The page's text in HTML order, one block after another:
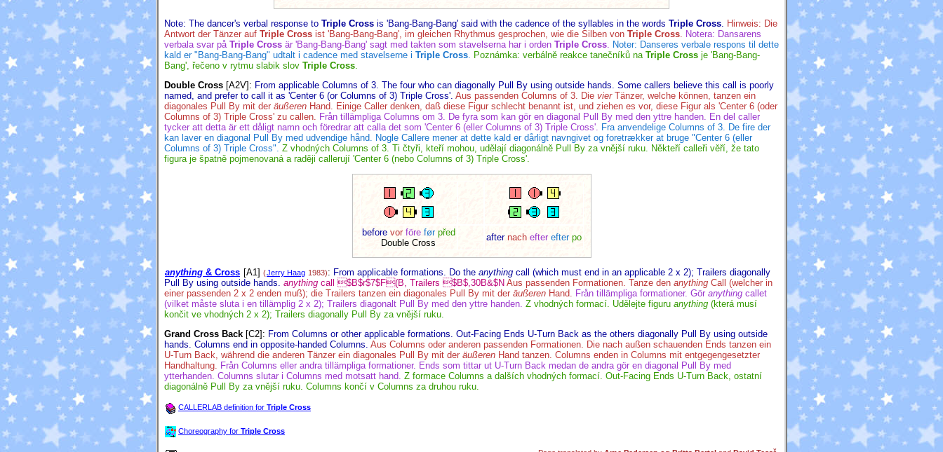
Note: The dancer's verbal response to Triple Cross is 'Bang-Bang-Bang' said with the cadence of the syllables in the words Triple Cross
Hinweis: Die
Antwort der Tänzer auf Triple Cross ist 'Bang-Bang-Bang', im gleichen Rhythmus gesprochen, wie die Silben von Triple Cross
Notera: Dansarens
verbala svar på Triple Cross är 'Bang-Bang-Bang' sagt med takten som stavelserna har i orden Triple Cross
Noter: Danseres verbale respons til dette
kald er "Bang-Bang-Bang" udtalt i cadence med stavelserne i Triple Cross Poznámka: verbálně reakce tanečníků na Triple Cross je 'Bang-Bang-
Bang', řečeno v rytmu slabik slov Triple Cross
Double Cross [A2V] : From applicable Columns of 3. The four who can diagonally Pull By using outside hands. Some callers believe this call is poorly
named, and prefer to call it as 'Center 6 (or Columns of 3) Triple Cross'. Aus passenden Columns of 3. Die vierTänzer, welche können, tanzen ein
diagonales Pull By mit der äußeren Hand. Einige Caller denken, daß diese Figur schlecht benannt ist, und ziehen es vor, diese Figur als 'Center 6 (oder
Columns of 3) Triple Cross' zu callen. Från tillämpliga Columns om 3. De fyra som kan gör en diagonal Pull By med den yttre handen. En del caller
tycker att detta är ett dåligt namn och föredrar att calla det som 'Center 6 (eller Columns of 3) Triple Cross'. Fra anvendelige Columns of 3. De fire der
kan laver en diagonal Pull By med udvendige hånd. Nogle Callere mener at dette kald er dårligt navngivet og foretrækker at bruge "Center 6 (eller
Columns of 3) Triple Cross". Z vhodných Columns of 3. Ti čtyři, kteří mohou, udělají diagonálně Pull By za vnější ruku. Někteří calleři věří, že tato
figura je špatně pojmenovaná a raději callerují 'Center 6 (nebo Columns of 3) Triple Cross'.
before vor före før před
Double Cross
after nach efter efter po
anything & Cross [A1] (Jerry Haag 1983): From applicable formations. Do the anything call (which must end in an applicable 2 x 2); Trailers diagonally
Pull By using outside hands. anything call $B$r$7$F(B, Trailers $B$,30B&$N Aus passenden Formationen. Tanze den anything Call (welcher in
einer passenden 2 x 2 enden muß); die Trailers tanzen ein diagonales Pull By mit der äußeren Hand. Från tillämpliga formationer. Gör anything callet
(vilket måste sluta i en tillämplig 2 x 2); Trailers diagonalt Pull By med den yttre handen. Z vhodných formací. Udělejte figuru anything (která musí
končit ve vhodných 2 x 2); Trailers diagonally Pull By za vnější ruku.
Grand Cross Back [C2] : From Columns or other applicable formations. Out-Facing Ends U-Turn Back as the others diagonally Pull By using outside
hands. Columns end in opposite-handed Columns. Aus Columns oder anderen passenden Formationen. Die nach außen schauenden Ends tanzen ein
U-Turn Back, während die anderen Tänzer ein diagonales Pull By mit der äußeren Hand tanzen. Columns enden in Columns mit entgegengesetzter
Handhaltung. Från Columns eller andra tillämpliga formationer. Ends som tittar ut U-Turn Back medan de andra gör en diagonal Pull By med
ytterhanden. Columns slutar i Columns med motsatt hand. Z formace Columns a dalších vhodných formací. Out-Facing Ends U-Turn Back, ostatní
diagonálně Pull By za vnější ruku. Columns končí v Columns za druhou ruku.
CALLERLAB definition for Triple Cross
Choreography for Triple Cross